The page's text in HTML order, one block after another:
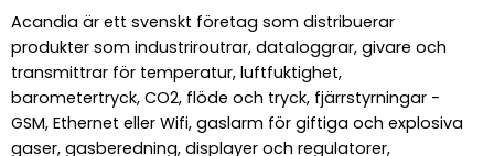
Acandia är ett svenskt företag som distribuerar
produkter som industriroutrar, dataloggrar, givare och
transmittrar för temperatur, luftfuktighet,
barometertryck, CO2, flöde och tryck, fjärrstyrningar -
GSM, Ethernet eller Wifi, gaslarm för giftiga och explosiva
gaser, gasberedning, displayer och regulatorer,